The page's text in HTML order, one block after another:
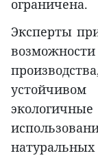
ограничена.
Эксперты